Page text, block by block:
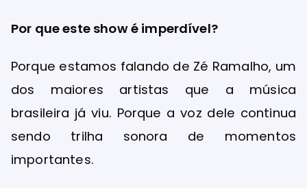
Por que este show é imperdível?
Porque estamos falando de Zé Ramalho, um
dos maiores artistas que a música
brasileira já viu. Porque a voz dele continua
sendo trilha sonora de momentos
importantes.